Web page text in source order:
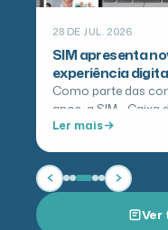
28 DE JUL. 2026
SIM apresenta
experiência
Como parte das
anos, a SIM - Caixa
lançar seu…
Ler mais
Ver